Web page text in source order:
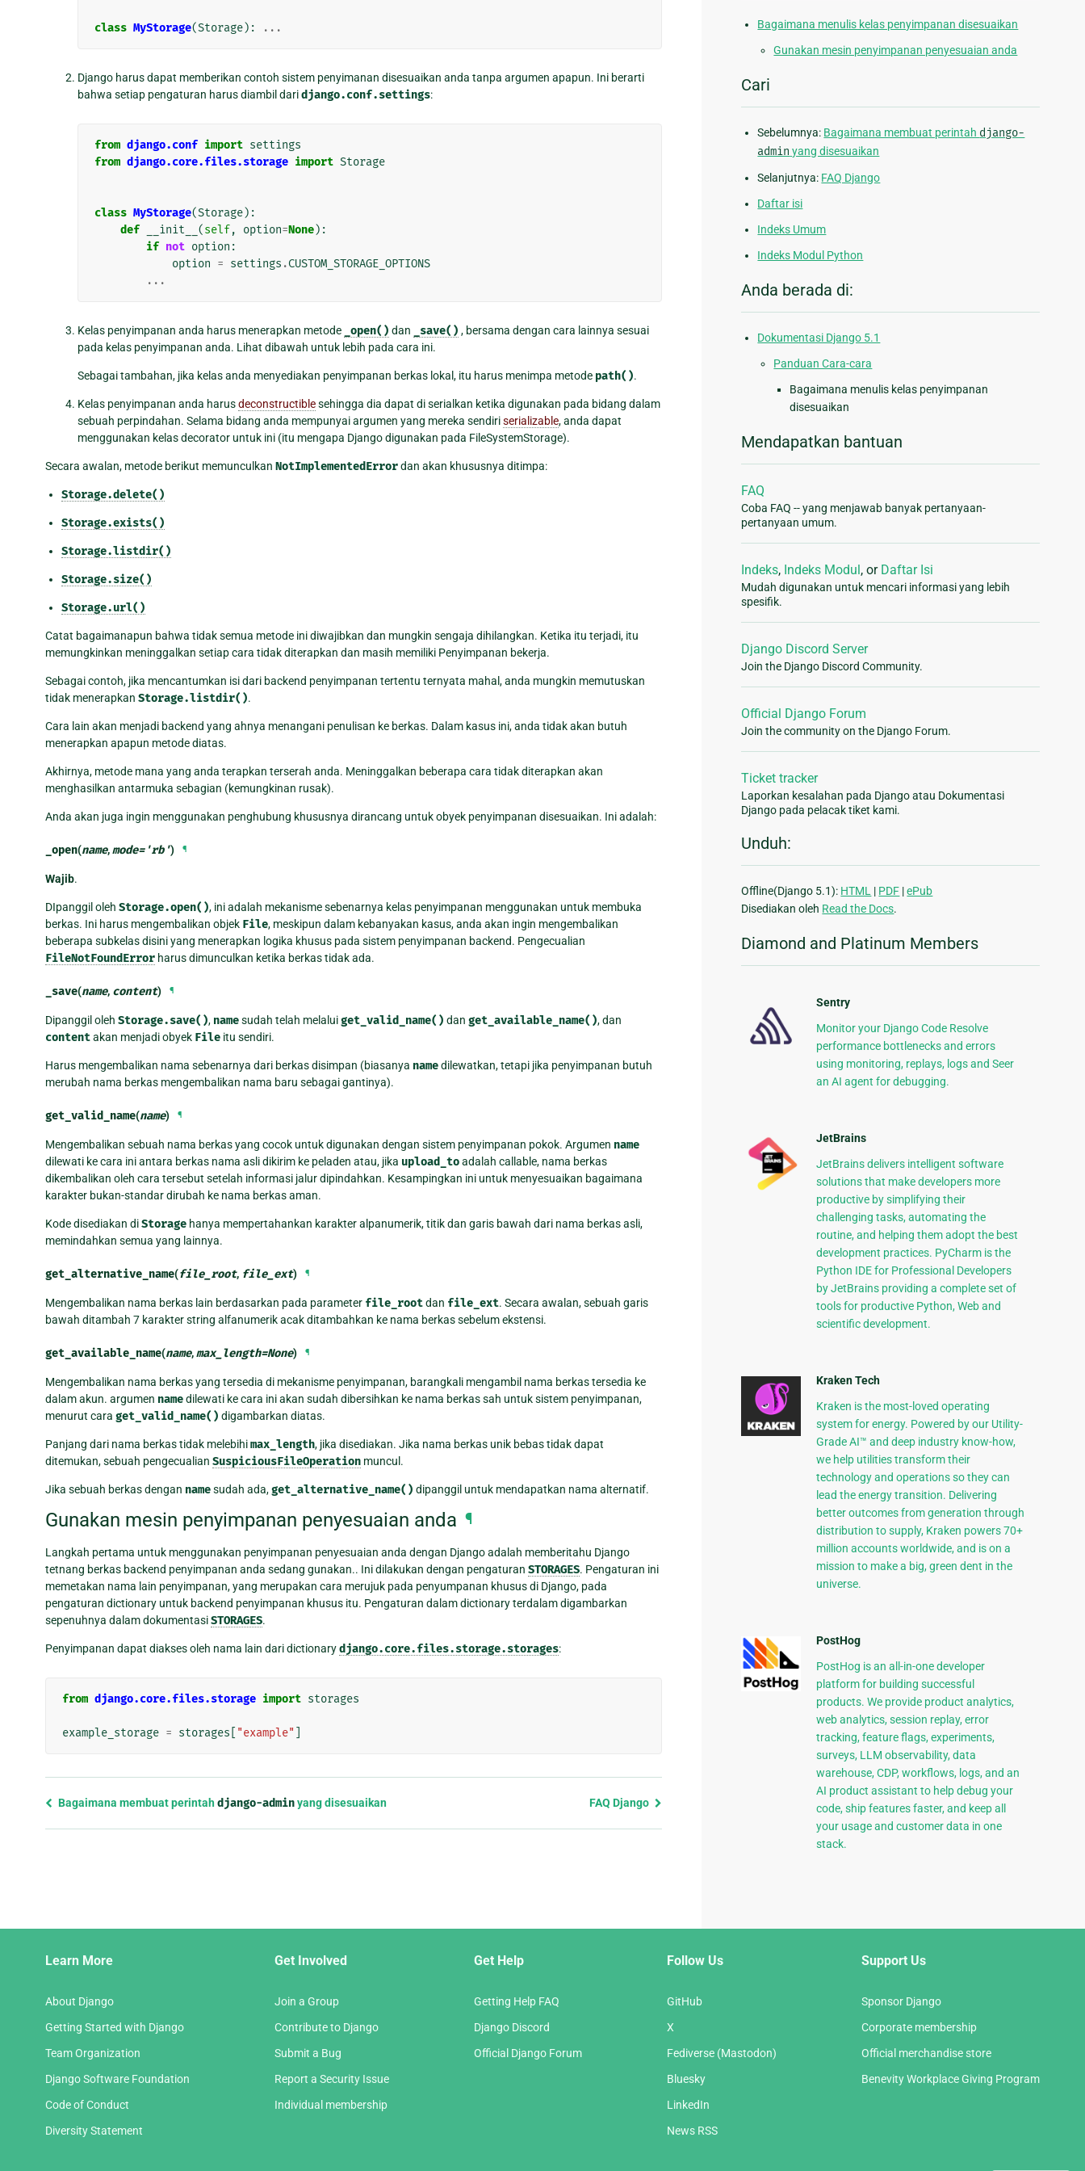
class MyStorage(Storage): ...
Django harus dapat memberikan contoh sistem penyimanan disesuaikan anda tanpa argumen apapun. Ini berarti
bahwa setiap pengaturan harus diambil daridjango.conf.settings:
from django.conf import settings
from django.core.files.storage import Storage
class MyStorage(Storage):
def
__init__ (self, option=None):
if not option :
option = settings .CUSTOM_STORAGE_OPTIONS
...
Kelas penyimpanan anda harus menerapkan metode _open() dan _save() , bersama dengan cara lainnya sesuai
pada kelas penyimpanan anda. Lihat dibawah untuk lebih pada cara ini.
Sebagai tambahan, jika kelas anda menyediakan penyimpanan berkas lokal, itu harus menimpa metode path().
Kelas penyimpanan anda harusdeconstructiblesehingga dia dapat di serialkan ketika digunakan pada bidang dalam
sebuah perpindahan. Selama bidang anda mempunyai argumen yang mereka sendiriserializable, anda dapat
menggunakan kelas decorator untuk ini (itu mengapa Django digunakan pada FileSystemStorage).
Secara awalan, metode berikut memunculkan NotImplementedErrordan akan khususnya ditimpa:
Storage.delete()
Storage.exists()
Storage.listdir()
Storage.size()
Storage.url()
Catat bagaimanapun bahwa tidak semua metode ini diwajibkan dan mungkin sengaja dihilangkan. Ketika itu terjadi, itu
memungkinkan meninggalkan setiap cara tidak diterapkan dan masih memiliki Penyimpanan bekerja.
Sebagai contoh, jika mencantumkan isi dari backend penyimpanan tertentu ternyata mahal, anda mungkin memutuskan
tidak menerapkan Storage.listdir().
Cara lain akan menjadi backend yang ahnya menangani penulisan ke berkas. Dalam kasus ini, anda tidak akan butuh
menerapkan apapun metode diatas.
Akhirnya, metode mana yang anda terapkan terserah anda. Meninggalkan beberapa cara tidak diterapkan akan
menghasilkan antarmuka sebagian (kemungkinan rusak).
Anda akan juga ingin menggunakan penghubung khususnya dirancang untuk obyek penyimpanan disesuaikan. Ini adalah:
_open(name,mode='rb') ¶
Wajib.
DIpanggil oleh Storage.open(), ini adalah mekanisme sebenarnya kelas penyimpanan menggunakan untuk membuka
berkas. Ini harus mengembalikan objek File, meskipun dalam kebanyakan kasus, anda akan ingin mengembalikan
beberapa subkelas disini yang menerapkan logika khusus pada sistem penyimpanan backend. Pengecualian
FileNotFoundError harus dimunculkan ketika berkas tidak ada.
_save(name, content) ¶
Dipanggil oleh Storage.save(), namesudah telah melaluiget_valid_name() dan get_available_name(), dan
contentakan menjadi obyek File itu sendiri.
Harus mengembalikan nama sebenarnya dari berkas disimpan (biasanya namedilewatkan, tetapi jika penyimpanan butuh
merubah nama berkas mengembalikan nama baru sebagai gantinya).
get_valid_name(name) ¶
Mengembalikan sebuah nama berkas yang cocok untuk digunakan dengan sistem penyimpanan pokok. Argumen name
dilewati ke cara ini antara berkas nama asli dikirim ke peladen atau, jika upload_toadalah callable, nama berkas
dikembalikan oleh cara tersebut setelah informasi jalur dipindahkan. Kesampingkan ini untuk menyesuaikan bagaimana
karakter bukan-standar dirubah ke nama berkas aman.
Kode disediakan diStorage hanya mempertahankan karakter alpanumerik, titik dan garis bawah dari nama berkas asli,
memindahkan semua yang lainnya.
get_alternative_name(file_root, file_ext) ¶
Mengembalikan nama berkas lain berdasarkan pada parameter file_rootdan file_ext. Secara awalan, sebuah garis
bawah ditambah 7 karakter string alfanumerik acak ditambahkan ke nama berkas sebelum ekstensi.
get_available_name(name,max_length=None) ¶
Mengembalikan nama berkas yang tersedia di mekanisme penyimpanan, barangkali mengambil nama berkas tersedia ke
dalam akun. argumen namedilewati ke cara ini akan sudah dibersihkan ke nama berkas sah untuk sistem penyimpanan,
menurut cara get_valid_name() digambarkan diatas.
Panjang dari nama berkas tidak melebihimax_length, jika disediakan. Jika nama berkas unik bebas tidak dapat
ditemukan, sebuah pengecualian SuspiciousFileOperation muncul.
Jika sebuah berkas dengan namesudah ada,get_alternative_name() dipanggil untuk mendapatkan nama alternatif.
Gunakan mesin penyimpanan penyesuaian anda ¶
Langkah pertama untuk menggunakan penyimpanan penyesuaian anda dengan Django adalah memberitahu Django
tetnang berkas backend penyimpanan anda sedang gunakan.. Ini dilakukan dengan pengaturan STORAGES. Pengaturan ini
memetakan nama lain penyimpanan, yang merupakan cara merujuk pada penyumpanan khusus di Django, pada
pengaturan dictionary untuk backend penyimpanan khusus itu. Pengaturan dalam dictionary terdalam digambarkan
sepenuhnya dalam dokumentasiSTORAGES.
Penyimpanan dapat diakses oleh nama lain dari dictionarydjango.core.files.storage.storages:
from django.core.files.storage import storages
example_storage = storages "example"
Previous
Bagaimana membuat perintahdjango-adminyang disesuaikan FAQ Django
Bagaimana menulis kelas penyimpanan disesuaikan
Gunakan mesin penyimpanan penyesuaian anda
Cari
Sebelumnya: Bagaimana membuat perintah django-
admin yang disesuaikan
Selanjutnya: FAQ Django
Daftar isi
Indeks Umum
Indeks Modul Python
Anda berada di:
Dokumentasi Django 5.1
Panduan Cara-cara
Bagaimana menulis kelas penyimpanan
disesuaikan
Mendapatkan bantuan
FAQ
Coba FAQ -- yang menjawab banyak pertanyaan-
pertanyaan umum.
Indeks, Indeks Modul , or Daftar Isi
Mudah digunakan untuk mencari informasi yang lebih
spesifik.
Django Discord Server
Join the Django Discord Community.
Official Django Forum
Join the community on the Django Forum.
Ticket tracker
Laporkan kesalahan pada Django atau Dokumentasi
Django pada pelacak tiket kami.
Unduh:
Offline(Django 5.1): HTML | PDF |ePub
Disediakan oleh Read the Docs.
Diamond and Platinum Members
Sentry
Monitor your Django Code Resolve
performance bottlenecks and errors
using monitoring, replays, logs and Seer
an AI agent for debugging.
JetBrains
JetBrains delivers intelligent software
solutions that make developers more
productive by simplifying their
challenging tasks, automating the
routine, and helping them adopt the best
development practices. PyCharm is the
Python IDE for Professional Developers
by JetBrains providing a complete set of
tools for productive Python, Web and
scientific development.
Kraken Tech
Kraken is the most-loved operating
system for energy. Powered by our Utility-
Grade AI™ and deep industry know-how,
we help utilities transform their
technology and operations so they can
lead the energy transition. Delivering
better outcomes from generation through
distribution to supply, Kraken powers 70+
million accounts worldwide, and is on a
mission to make a big, green dent in the
universe.
PostHog
PostHog is an all-in-one developer
platform for building successful
products. We provide product analytics,
web analytics, session replay, error
tracking, feature flags, experiments,
surveys, LLM observability, data
warehouse, CDP, workflows, logs, and an
AI product assistant to help debug your
code, ship features faster, and keep all
your usage and customer data in one
stack.
Learn More
About Django
Getting Started with Django
Team Organization
Django Software Foundation
Code of Conduct
Diversity Statement
Get Involved
Join a Group
Contribute to Django
Submit a Bug
Report a Security Issue
Individual membership
Get Help
Getting Help FAQ
Django Discord
Official Django Forum
Follow Us
GitHub
X
Fediverse (Mastodon)
Bluesky
LinkedIn
News RSS
Support Us
Sponsor Django
Corporate membership
Official merchandise store
Benevity Workplace Giving Program